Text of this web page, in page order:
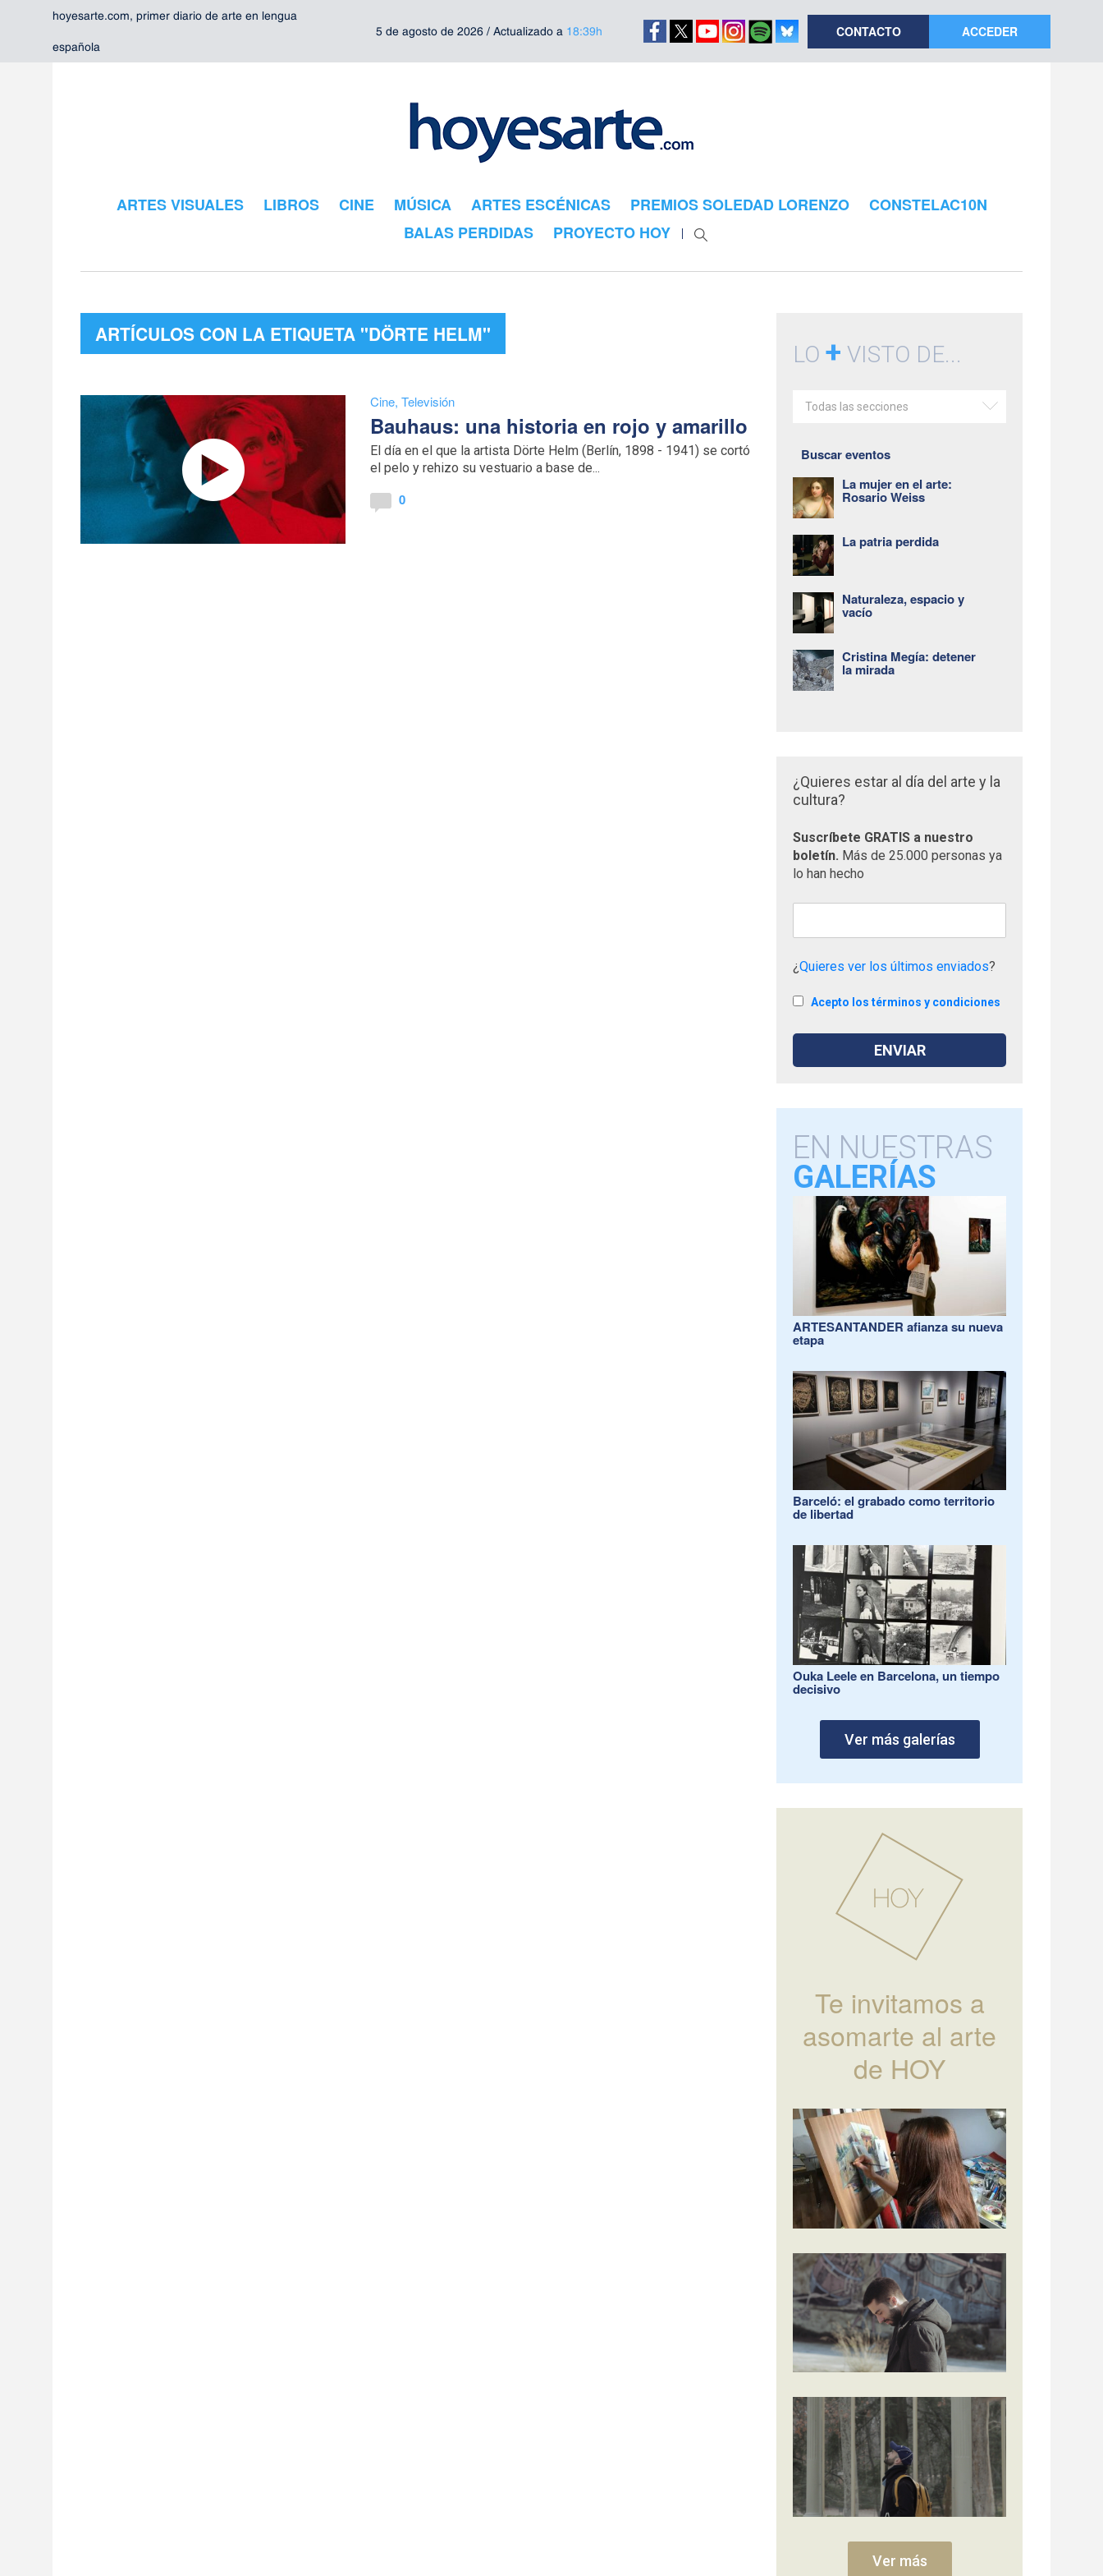
hoyesarte.com, primer diario de arte en lengua
española
5 de agosto de 2026 / Actualizado a 18:39h CONTACTO ACCEDER
ARTES VISUALES LIBROS CINE MÚSICA ARTES ESCÉNICAS PREMIOS SOLEDAD LORENZO
CONSTELAC10N
BALAS PERDIDAS
PROYECTO HOY
ARTÍCULOS CON LA ETIQUETA "DÖRTE HELM"
Cine,Televisión
Bauhaus: una historia en rojo y amarillo
El día en el que la artista Dörte Helm (Berlín, 1898 - 1941) se cortó
el pelo y rehizo su vestuario a base de...
0
LO+ VISTO DE...
Todas las secciones
Buscar eventos
La mujer en el arte:
Rosario Weiss
La patria perdida
Naturaleza, espacio y
vacío
Cristina Megía: detener
la mirada
¿Quieres estar al día del arte y la
cultura?
Suscríbete GRATIS a nuestro
boletín. Más de 25.000 personas ya
lo han hecho
¿Quieres ver los últimos enviados?
Acepto los términos y condiciones
EN NUESTRAS
GALERÍAS
ARTESANTANDER afianza su nueva
etapa
Barceló: el grabado como territorio
de libertad
Ouka Leele en Barcelona, un tiempo
decisivo
Ver más galerías
Te invitamos a
asomarte al arte
de HOY
Ver más